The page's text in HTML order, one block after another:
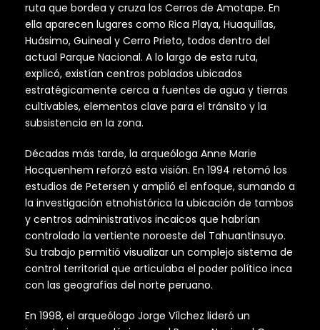
ruta que bordea y cruza los Cerros de Amotape. En
ella aparecen lugares como Rica Playa, Huaquillas,
Huásimo, Guineal y Cerro Prieto, todos dentro del
actual Parque Nacional. A lo largo de esta ruta,
explicó, existían centros poblados ubicados
estratégicamente cerca a fuentes de agua y tierras
cultivables, elementos clave para el tránsito y la
subsistencia en la zona.
Décadas más tarde, la arqueóloga Anne Marie
Hocquenhem reforzó esta visión. En 1994 retomó los
estudios de Petersen y amplió el enfoque, sumando a
la investigación etnohistórica la ubicación de tambos
y centros administrativos incaicos que habrían
controlado la vertiente noroeste del Tahuantinsuyo.
Su trabajo permitió visualizar un complejo sistema de
control territorial que articulaba el poder político inca
con las geografías del norte peruano.
En 1998, el arqueólogo Jorge Vílchez lideró un